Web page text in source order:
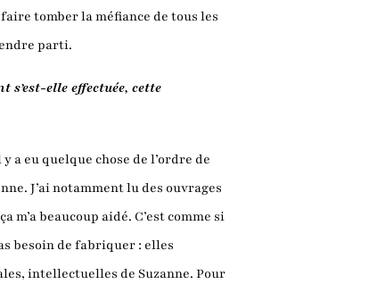
tomber la méfiance de tous les
parti.
elle effectuée, cette
a eu quelque chose de l’ordre de
J’ai notamment lu des ouvrages
beaucoup aidé. C’est comme si
besoin de fabriquer : elles
intellectuelles de Suzanne. Pour